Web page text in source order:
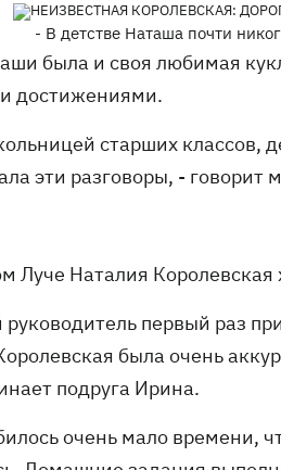
- В детстве Наташа почти
была и своя любимая
достижениями.
старших классов,
эти разговоры, - говорит
Луче Наталия
первый раз
была очень
подруга Ирина.
очень мало времени,